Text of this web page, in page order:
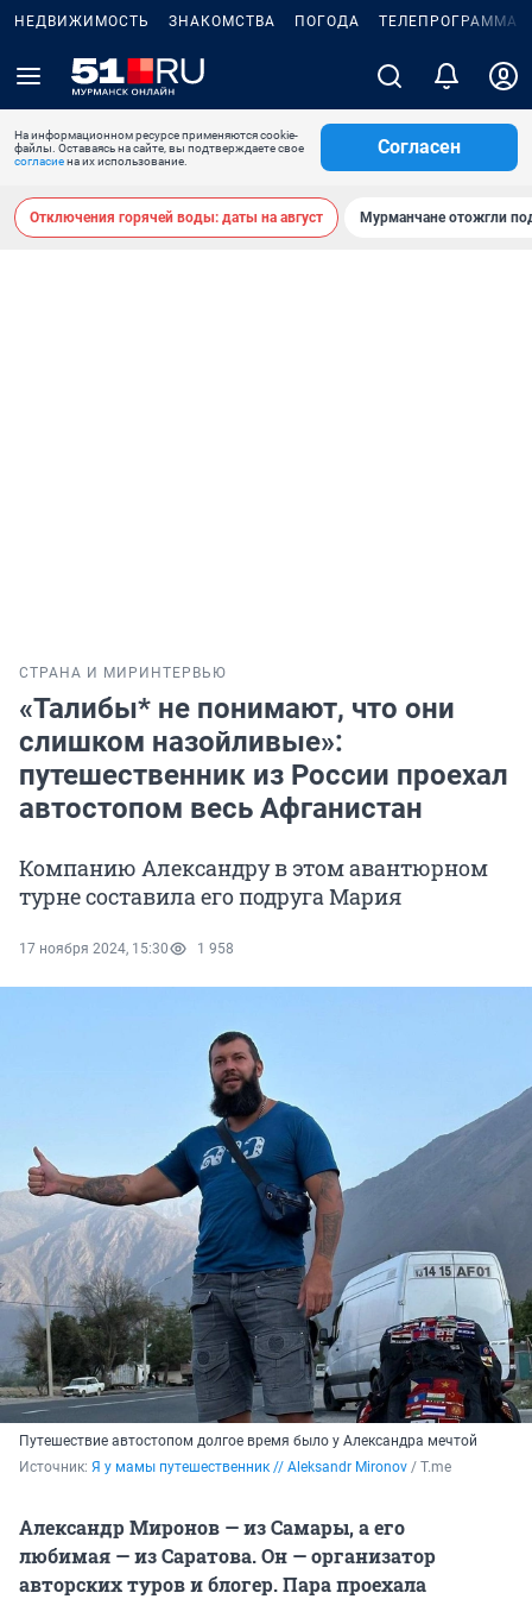
НЕДВИЖИМОСТЬ ЗНАКОМСТВА ПОГОДА ТЕЛЕПРОГРАММА
На информационном ресурсе применяются cookie-
файлы. Оставаясь на сайте, вы подтверждаете свое
согласиена их использование.
Согласен
Отключения горячей воды: даты на август Мурманчане отожгли
СТРАНА И МИР ИНТЕРВЬЮ
«Талибы* не понимают, что они
слишком назойливые»:
путешественник из России проехал
автостопом весь Афганистан
Компанию Александру в этом авантюрном
турне составила его подруга Мария
17 ноября 2024, 15:30 1 958
Путешествие автостопом долгое время было у Александра мечтой
Источник: Я у мамы путешественник // Aleksandr Mironov / Т.me
Александр Миронов — из Самары, а его
любимая — из Саратова. Он — организатор
авторских туров и блогер. Пара проехала